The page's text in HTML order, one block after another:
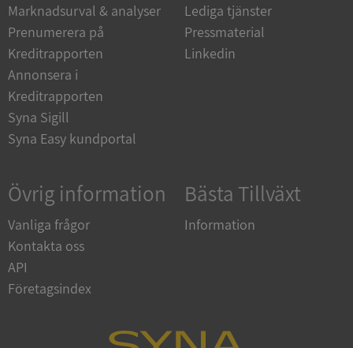
Marknadsurval & analyser
Prenumerera på
Kreditrapporten
Annonsera i
Kreditrapporten
Syna Sigill
Syna Easy kundportal
Lediga tjänster
Pressmaterial
Linkedin
Övrig information
Vanliga frågor
Kontakta oss
API
Företagsindex
Bästa Tillväxt
Information
__RequestVerificationToken
Microsoft
Corporation